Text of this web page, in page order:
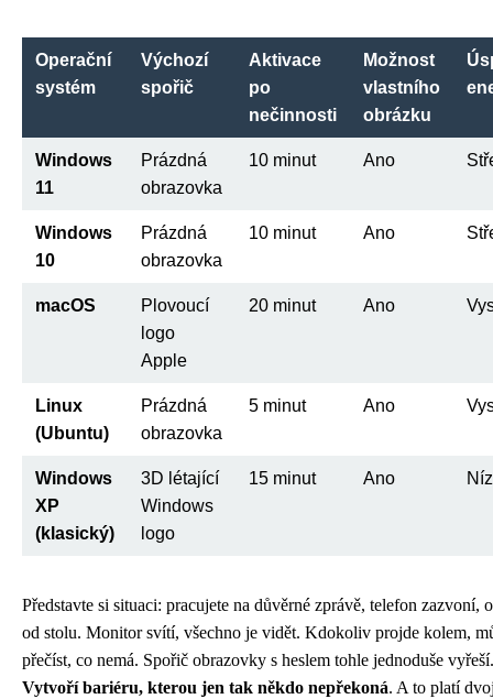
Operační
systém
Výchozí
spořič
Aktivace
po
nečinnosti
Možnost
vlastního
obrázku
Windows
11
Prázdná
obrazovka
10 minut Ano
Windows
10
Prázdná
obrazovka
10 minut Ano
macOS
Plovoucí
logo
Apple
20 minut Ano
Linux
(Ubuntu)
Prázdná
obrazovka
5 minut Ano
Windows
XP
(klasický)
3D létající
Windows
logo
15 minut Ano
Představte si situaci: pracujete na důvěrné zprávě, telefon zazvoní,
od stolu. Monitor svítí, všechno je vidět. Kdokoliv projde kolem,
přečíst, co nemá. Spořič obrazovky s heslem tohle jednoduše vyřeší.
Vytvoří bariéru, kterou jen tak někdo nepřekoná. A to platí